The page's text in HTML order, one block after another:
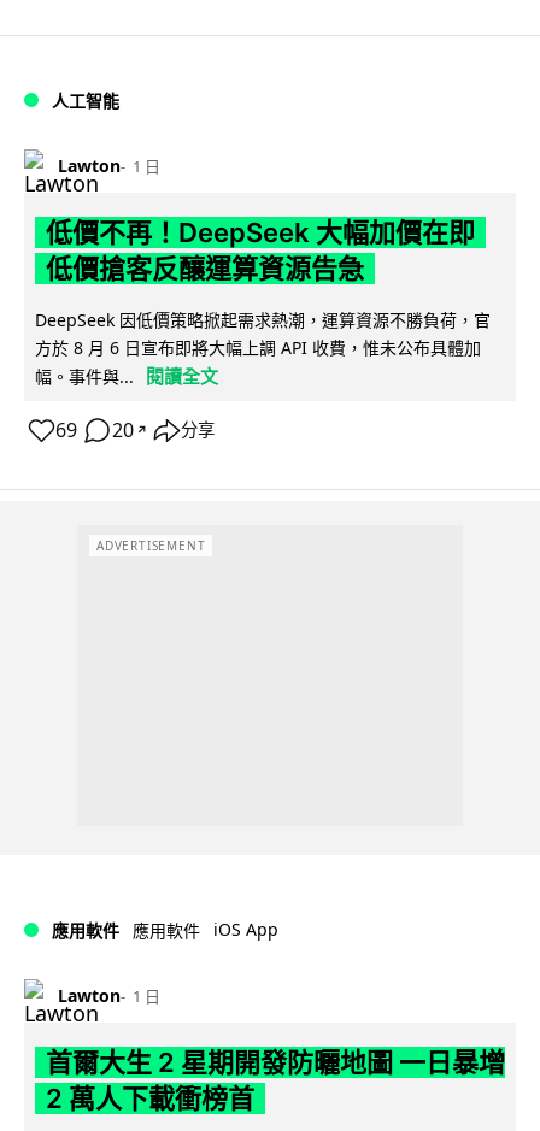
人工智能
Lawton 1 日
低價不再！DeepSeek 大幅加價在即
低價搶客反釀運算資源告急
DeepSeek 因低價策略掀起需求熱潮，運算資源不勝負荷，官
方於 8 月 6 日宣布即將大幅上調 API 收費，惟未公布具體加
幅。事件與...
閱讀全文
69 20 ↗ 分享
ADVERTISEMENT
應用軟件 應用軟件 iOS App
Lawton 1 日
首爾大生 2 星期開發防曬地圖 一日暴增
2 萬人下載衝榜首